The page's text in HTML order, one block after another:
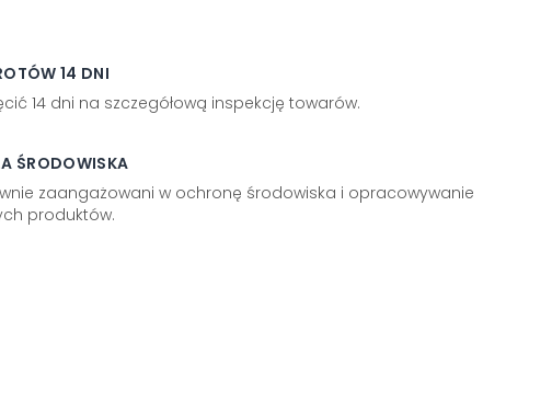
14 DNI
14 dni na szczegółową inspekcję towarów.
ŚRODOWISKA
zaangażowani w ochronę środowiska i opracowywanie
produktów.